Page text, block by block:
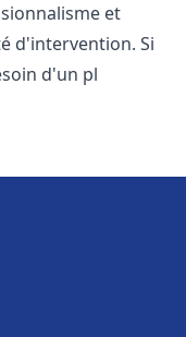
et
d'intervention. Si
d'un pl